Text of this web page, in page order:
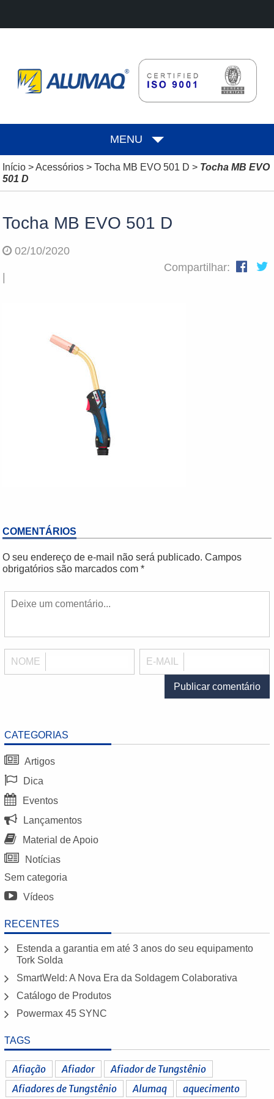
MENU
Início>Acessórios> Tocha MB EVO 501 D > Tocha MB EVO
501 D
CATEGORIAS
Artigos
Dica
Eventos
Lançamentos
Material de Apoio
Notícias
Sem categoria
Vídeos
RECENTES
Estenda a garantia em até 3 anos do seu equipamento
Tork Solda
SmartWeld: A Nova Era da Soldagem Colaborativa
Catálogo de Produtos
Powermax 45 SYNC
TAGS
Afiação Afiador
Afiador de Tungstênio
Afiadores de Tungstênio
Alumaq aquecimento
Tocha MB EVO 501 D
02/10/2020
|
Compartilhar:
COMENTÁRIOS
O seu endereço de e-mail não será publicado. Campos
obrigatórios são marcados com *
NOME E-MAIL